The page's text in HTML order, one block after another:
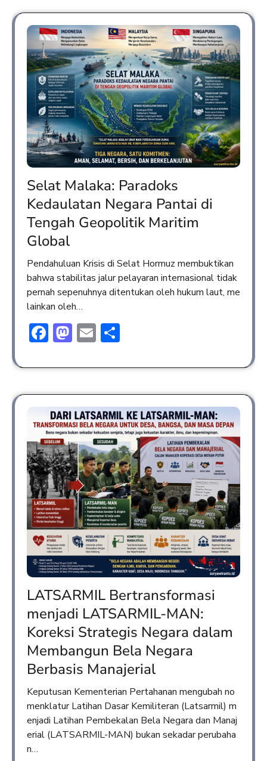
Selat Malaka: Paradoks
Kedaulatan Negara Pantai di
Tengah Geopolitik Maritim
Global
Pendahuluan Krisis di Selat Hormuz membuktikan
bahwa stabilitas jalur pelayaran internasional tidak
pernah sepenuhnya ditentukan oleh hukum laut, me
lainkan oleh…
Facebook
Mastodon
Email
LATSARMIL Bertransformasi
menjadi LATSARMIL-MAN:
Koreksi Strategis Negara dalam
Membangun Bela Negara
Berbasis Manajerial
Keputusan Kementerian Pertahanan mengubah no
menklatur Latihan Dasar Kemiliteran (Latsarmil) m
enjadi Latihan Pembekalan Bela Negara dan Manaj
erial (LATSARMIL-MAN) bukan sekadar perubaha
n…